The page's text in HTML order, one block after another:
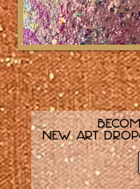
new art